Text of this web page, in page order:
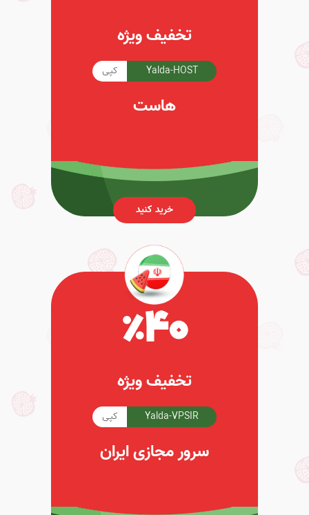
تخفیف ویژه
Yalda-HOST کپی
هاست
خرید کنید
تخفیف ویژه
Yalda-VPSIR کپی
سرور مجازی ایران